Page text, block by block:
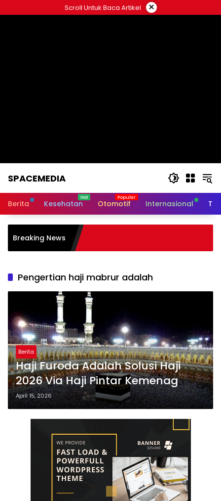
to
Scroll Untuk Baca Artikel ×
SPACEMEDIA
Berita Kesehatan Otomotif Internasional
Breaking News
Transformasi
Pengertian haji mabrur adalah
Berita
Haji Furoda Adalah Solusi Haji
2026 Via Haji Pintar Kemenag
April 15, 2026